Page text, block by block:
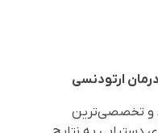
ارتودنسی
و تخصصی‌ترین